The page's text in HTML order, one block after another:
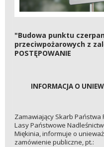
"Budowa punktu
przeciwpożarowych z
POSTĘPOWANIE
INFORMACJA O
Zamawiający Skarb
Lasy Państwowe
Miękinia, informuje o
zamówienie publiczne, pt.: